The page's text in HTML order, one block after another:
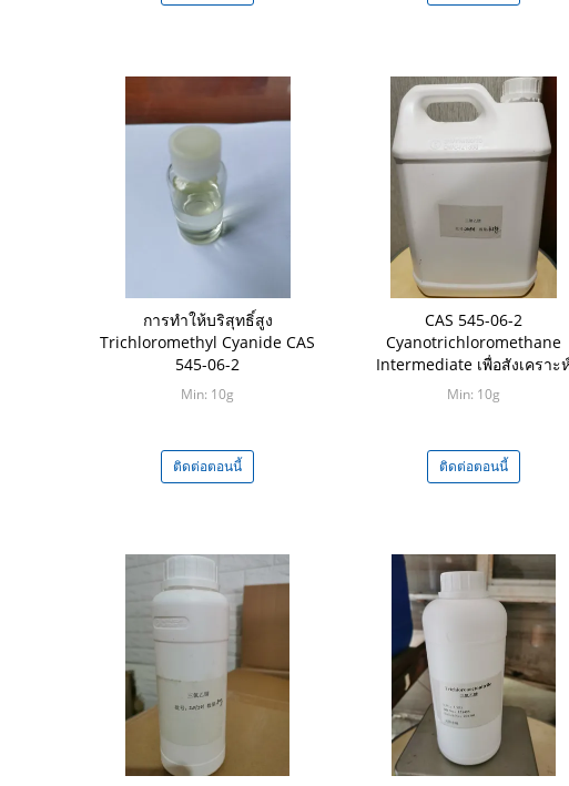
การทำให้บริสุทธิ์สูง
Trichloromethyl Cyanide CAS
545-06-2
Min: 10g
ติดต่อตอนนี้
CAS 545-06-2
Cyanotrichloromethane
Intermediate เพื่อสังเคราะ
สารกำจัดศัตรูพืช
Min: 10g
ติดต่อตอนนี้